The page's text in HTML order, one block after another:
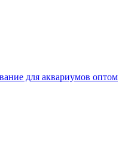
для аквариумов оптом